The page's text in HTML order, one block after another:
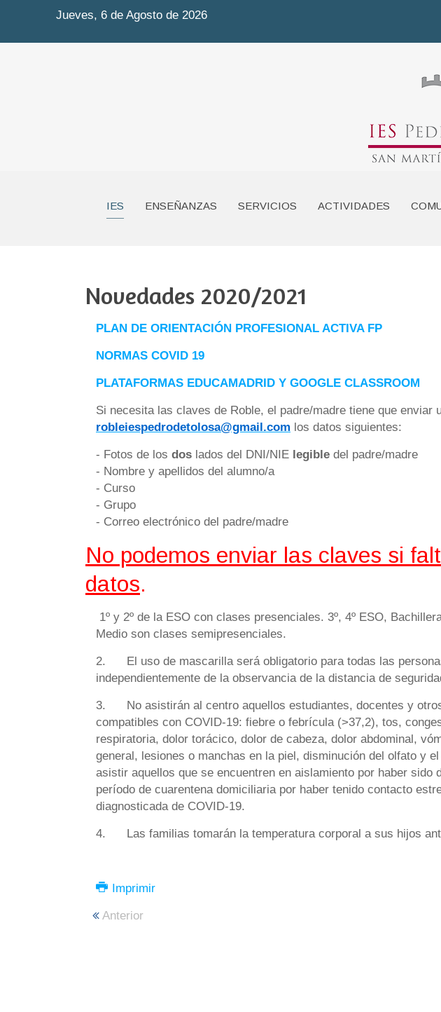
Jueves, 6 de Agosto de 2026
IES ENSEÑANZAS SERVICIOS ACTIVIDADES
Novedades 2020/2021
PLAN DE ORIENTACIÓN PROFESIONAL ACTIVA FP
NORMAS COVID 19
PLATAFORMAS EDUCAMADRID Y GOOGLE CLASSROOM
Si necesita las claves de Roble, el padre/madre tiene que enviar
los datos siguientes:
- Fotos de los dos lados del DNI/NIE legible del padre/madre
- Nombre y apellidos del alumno/a
- Curso
- Grupo
- Correo electrónico del padre/madre
No podemos enviar las claves si
datos.
1º y 2º de la ESO con clases presenciales. 3º, 4º ESO,
Medio son clases semipresenciales.
2. El uso de mascarilla será obligatorio para todas las
independientemente de la observancia de la distancia de
3. No asistirán al centro aquellos estudiantes, docentes y
compatibles con COVID-19: fiebre o febrícula (>37,2), tos,
respiratoria, dolor torácico, dolor de cabeza, dolor abdominal,
general, lesiones o manchas en la piel, disminución del olfato y
asistir aquellos que se encuentren en aislamiento por haber sido
período de cuarentena domiciliaria por haber tenido contacto
diagnosticada de COVID-19.
4. Las familias tomarán la temperatura corporal a sus hijos
Imprimir
Anterior